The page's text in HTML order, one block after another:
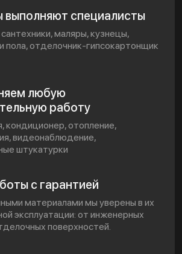
выполняют специалисты
маляры, кузнецы,
пола, отделочник-гипсокартонщик
любую
работу
кондиционер, отопление,
видеонаблюдение,
штукатурки
с гарантией
материалами мы уверены в их
эксплуатации: от инженерных
поверхностей.